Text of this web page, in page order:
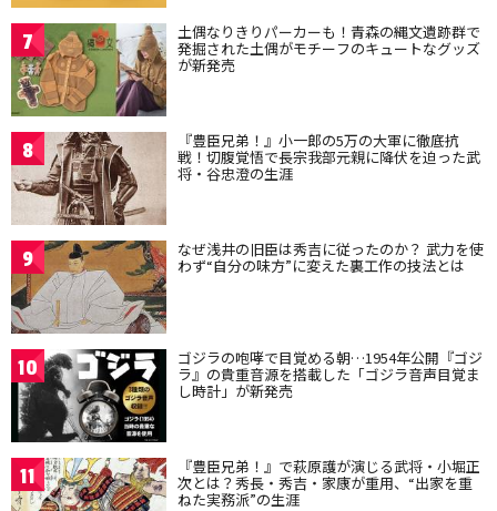
7 土偶なりきりパーカーも！青森の縄文遺跡群で
発掘された土偶がモチーフのキュートなグッズ
が新発売
8 『豊臣兄弟！』小一郎の5万の大軍に徹底抗
戦！切腹覚悟で長宗我部元親に降伏を迫った武
将・谷忠澄の生涯
9 なぜ浅井の旧臣は秀吉に従ったのか？ 武力を使
わず“自分の味方”に変えた裏工作の技法とは
10 ゴジラの咆哮で目覚める朝…1954年公開『ゴジ
ラ』の貴重音源を搭載した「ゴジラ音声目覚ま
し時計」が新発売
11 『豊臣兄弟！』で萩原護が演じる武将・小堀正
次とは？秀長・秀吉・家康が重用、“出家を重
ねた実務派”の生涯